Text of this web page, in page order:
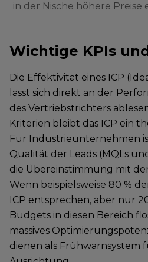
in der Nische höhere Preise
Wichtige KPIs
Die Effektivität eines ICP
lässt sich direkt an der
des Vertriebstrichters
Kriterien bleibt das ICP ein
Für Industrieunternehmen
Qualität der Leads (MQLs
die Übereinstimmung mit
Wenn beispielsweise 80 %
ICP entsprechen, aber nur
Budgets in diesen Bereich
massives
dienen als Frühwarnsystem